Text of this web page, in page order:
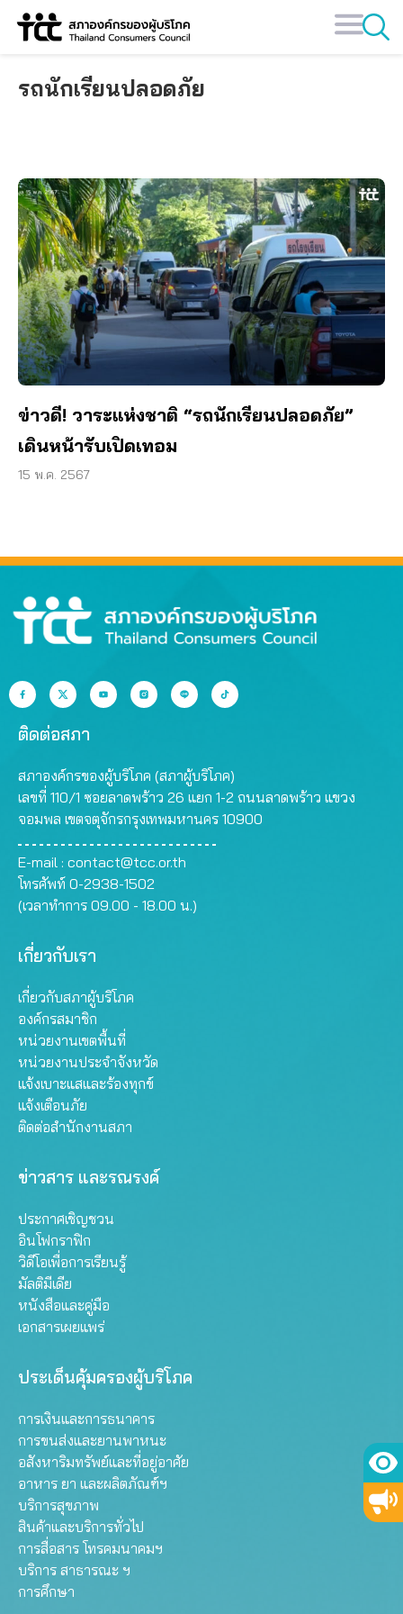
Skip
รถนักเรียนปลอดภัย
ข่าวดี! วาระแห่งชาติ “รถนักเรียนปลอดภัย”
เดินหน้ารับเปิดเทอม
15 พ.ค. 2567
ติดต่อสภา
สภาองค์กรของผู้บริโภค (สภาผู้บริโภค)
เลขที่ 110/1 ซอยลาดพร้าว 26 แยก 1-2 ถนนลาดพร้าว แขวง
จอมพล เขตจตุจักรกรุงเทพมหานคร 10900
E-mail : contact@tcc.or.th
โทรศัพท์ 0-2938-1502
(เวลาทำการ 09.00 - 18.00 น.)
เกี่ยวกับเรา
เกี่ยวกับสภาผู้บริโภค
องค์กรสมาชิก
หน่วยงานเขตพื้นที่
หน่วยงานประจำจังหวัด
แจ้งเบาะแสและร้องทุกข์
แจ้งเตือนภัย
ติดต่อสำนักงานสภา
ข่าวสาร และรณรงค์
ประกาศเชิญชวน
อินโฟกราฟิก
วิดีโอเพื่อการเรียนรู้
มัลติมีเดีย
หนังสือและคู่มือ
เอกสารเผยแพร่
ประเด็นคุ้มครองผู้บริโภค
การเงินและการธนาคาร
การขนส่งและยานพาหนะ
อสังหาริมทรัพย์และที่อยู่อาศัย
อาหาร ยา และผลิตภัณฑ์ฯ
บริการสุขภาพ
สินค้าและบริการทั่วไป
การสื่อสาร โทรคมนาคมฯ
บริการ สาธารณะ ฯ
การศึกษา